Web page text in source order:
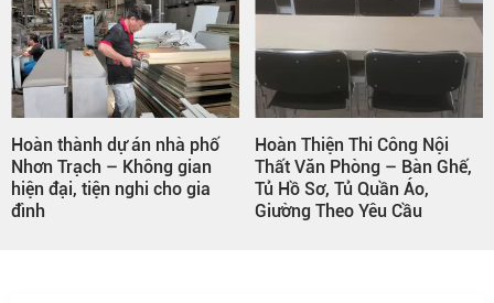
Hoàn thành dự án nhà phố
Nhơn Trạch – Không gian
hiện đại, tiện nghi cho gia
đình
Hoàn Thiện Thi Công Nội
Thất Văn Phòng – Bàn Ghế,
Tủ Hồ Sơ, Tủ Quần Áo,
Giường Theo Yêu Cầu